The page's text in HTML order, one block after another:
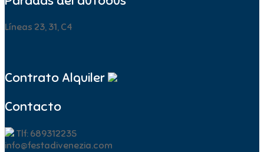
Líneas 23, 31, C4
Contrato Alquiler
Contacto
Tlf: 689312235
info@festadivenezia.com